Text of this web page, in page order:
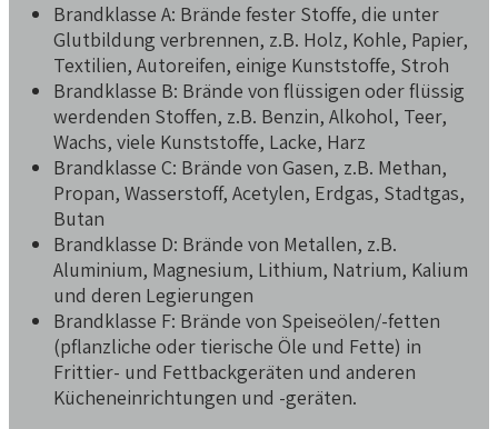
Brandklasse A: Brände fester Stoffe, die unter
Glutbildung verbrennen, z.B. Holz, Kohle, Papier,
Textilien, Autoreifen, einige Kunststoffe, Stroh
Brandklasse B: Brände von flüssigen oder flüssig
werdenden Stoffen, z.B. Benzin, Alkohol, Teer,
Wachs, viele Kunststoffe, Lacke, Harz
Brandklasse C: Brände von Gasen, z.B. Methan,
Propan, Wasserstoff, Acetylen, Erdgas, Stadtgas,
Butan
Brandklasse D: Brände von Metallen, z.B.
Aluminium, Magnesium, Lithium, Natrium, Kalium
und deren Legierungen
Brandklasse F: Brände von Speiseölen/-fetten
(pflanzliche oder tierische Öle und Fette) in
Frittier- und Fettbackgeräten und anderen
Kücheneinrichtungen und -geräten.